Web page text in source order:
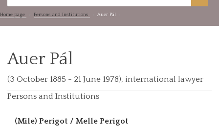
Home page Persons and Institutions Auer Pál
Auer Pál
(3 October 1885 - 21 June 1978), international lawyer
Persons and Institutions
(Mile) Perigot / Melle Perigot